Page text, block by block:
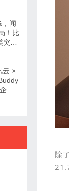
除
，闻
！比
然
云 ×
业